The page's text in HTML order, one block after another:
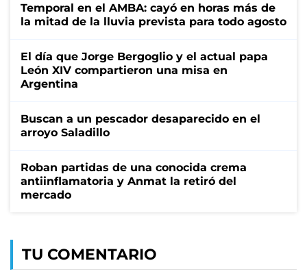
Temporal en el AMBA: cayó en horas más de
la mitad de la lluvia prevista para todo agosto
El día que Jorge Bergoglio y el actual papa
León XIV compartieron una misa en
Argentina
Buscan a un pescador desaparecido en el
arroyo Saladillo
Roban partidas de una conocida crema
antiinflamatoria y Anmat la retiró del
mercado
TU COMENTARIO